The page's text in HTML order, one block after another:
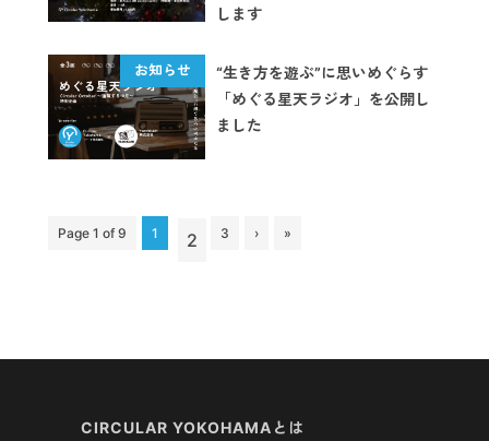
します
“生き方を遊ぶ”に思いめぐらす
「めぐる星天ラジオ」を公開し
ました
Page 1 of 9 1 2 3 › »
CIRCULAR YOKOHAMAとは